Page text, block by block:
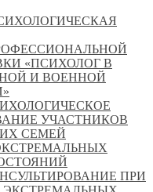
«ПСИХОЛОГ В
И ВОЕННОЙ
УЧАСТНИКОВ
СЕМЕЙ
ПРИ